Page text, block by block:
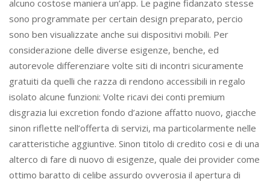
alcuno costose maniera un’app. Le pagine fidanzato stesse
sono programmate per certain design preparato, percio
sono ben visualizzate anche sui dispositivi mobili. Per
considerazione delle diverse esigenze, benche, ed
autorevole differenziare volte siti di incontri sicuramente
gratuiti da quelli che razza di rendono accessibili in regalo
isolato alcune funzioni: Volte ricavi dei conti premium
disgrazia lui excretion fondo d’azione affatto nuovo, giacche
sinon riflette nell’offerta di servizi, ma particolarmente nelle
caratteristiche aggiuntive. Sinon titolo di credito cosi e di una
alterco di fare di nuovo di esigenze, quale dei provider come
ottimo baratto di celibe assurdo ovverosia il apertura di